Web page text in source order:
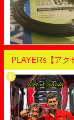
PLAYERs【アク